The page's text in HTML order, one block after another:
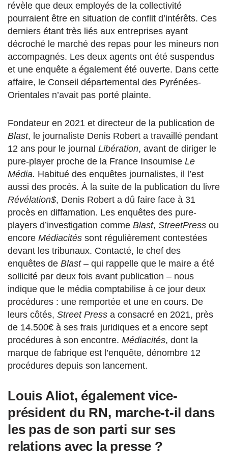
révèle que deux employés de la collectivité
pourraient être en situation de conflit d’intérêts. Ces
derniers étant très liés aux entreprises ayant
décroché le marché des repas pour les mineurs non
accompagnés. Les deux agents ont été suspendus
et une enquête a également été ouverte. Dans cette
affaire, le Conseil départemental des Pyrénées-
Orientales n’avait pas porté plainte.
Fondateur en 2021 et directeur de la publication de
Blast, le journaliste Denis Robert a travaillé pendant
12 ans pour le journal Libération, avant de diriger le
pure-player proche de la France Insoumise Le
Média. Habitué des enquêtes journalistes, il l’est
aussi des procès. À la suite de la publication du livre
Révélation$, Denis Robert a dû faire face à 31
procès en diffamation. Les enquêtes des pure-
players d’investigation comme Blast, StreetPress ou
encore Médiacités sont régulièrement contestées
devant les tribunaux. Contacté, le chef des
enquêtes de Blast– qui rappelle que le maire a été
sollicité par deux fois avant publication – nous
indique que le média comptabilise à ce jour deux
procédures : une remportée et une en cours. De
leurs côtés, Street Press a consacré en 2021, près
de 14.500€ à ses frais juridiques et a encore sept
procédures à son encontre. Médiacités, dont la
marque de fabrique est l’enquête, dénombre 12
procédures depuis son lancement.
Louis Aliot, également vice-
président du RN, marche-t-il dans
les pas de son parti sur ses
relations avec la presse ?